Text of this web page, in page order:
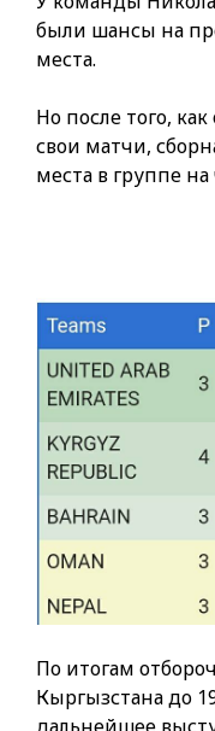
были шансы на
места.
Но после того,
свои матчи,
места в группе на
По итогам
Кыргызстана до